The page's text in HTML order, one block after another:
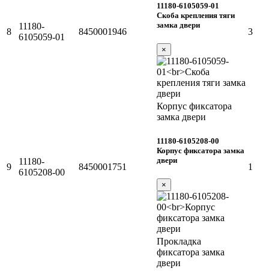
8
11180-
6105059-01
8450001946
11180-6105059-01
Скоба крепления тяги
замка двери
×
3
9
11180-
6105208-00
8450001751
Корпус фиксатора
замка двери
11180-6105208-00
Корпус фиксатора замка
двери
×
1
Прокладка
фиксатора замка
двери